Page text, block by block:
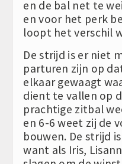
en de bal net te
en voor het perk
loopt het verschil
De strijd is er niet
parturen zijn op
elkaar gewaagt
dient te vallen op
prachtige zitbal
en 6-6 weet zij de
bouwen. De strijd
want als Iris,